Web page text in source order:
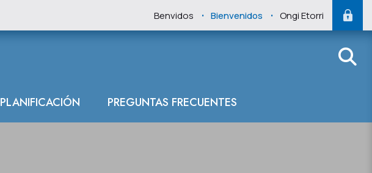
Benvidos . Bienvenidos . Ongi Etorri
PLANIFICACIÓN PREGUNTAS FRECUENTES